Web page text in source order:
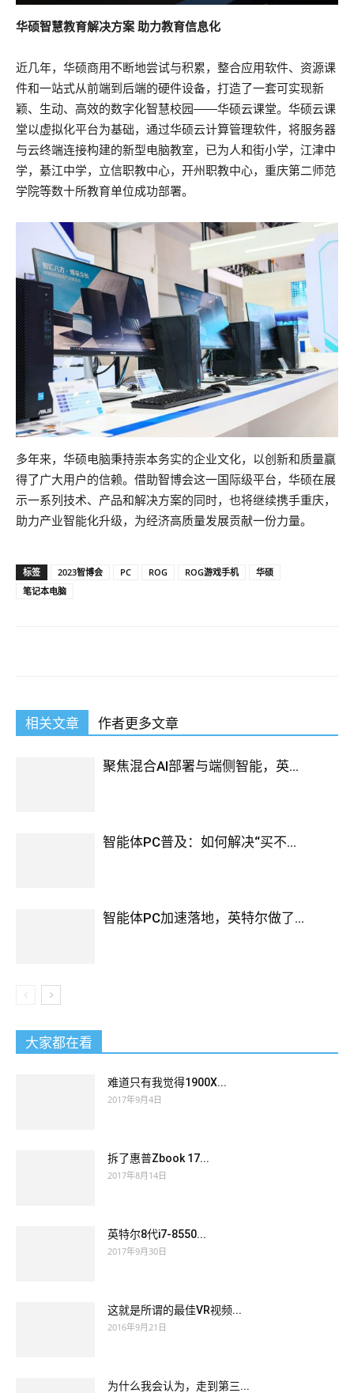
华硕智慧教育解决方案 助力教育信息化
近几年，华硕商用不断地尝试与积累，整合应用软件、资源课
件和一站式从前端到后端的硬件设备，打造了一套可实现新
颖、生动、高效的数字化智慧校园——华硕云课堂。华硕云课
堂以虚拟化平台为基础，通过华硕云计算管理软件，将服务器
与云终端连接构建的新型电脑教室，已为人和街小学，江津中
学，綦江中学，立信职教中心，开州职教中心，重庆第二师范
学院等数十所教育单位成功部署。
多年来，华硕电脑秉持崇本务实的企业文化，以创新和质量赢
得了广大用户的信赖。借助智博会这一国际级平台，华硕在展
示一系列技术、产品和解决方案的同时，也将继续携手重庆，
助力产业智能化升级，为经济高质量发展贡献一份力量。
标签 2023智博会 PC ROG ROG游戏手机
华硕
笔记本电脑
相关文章 作者更多文章
聚焦混合AI部署与端侧智能，英...
智能体PC普及：如何解决“买不...
智能体PC加速落地，英特尔做了...
大家都在看
难道只有我觉得1900X...
2017年9月4日
拆了惠普Zbook 17...
2017年8月14日
英特尔8代i7-8550...
2017年9月30日
这就是所谓的最佳VR视频...
2016年9月21日
为什么我会认为，走到第三...